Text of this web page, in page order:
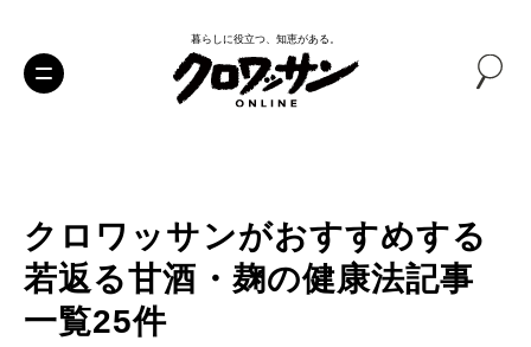
暮らしに役立つ、知恵がある。
クロワッサンがおすすめする
若返る甘酒・麹の健康法記事
一覧25件